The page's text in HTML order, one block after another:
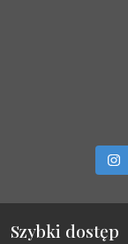
Szybki dostęp